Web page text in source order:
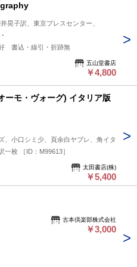
晃子訳、東京プレスセンター、
書込・線引・折跡無
五山堂書店
￥4,800
ーモ・ヴォーグ) イタリア版
、小口シミ少、頁余白ヤブレ、角イタ
一枚 ［ID：M99613］
太田書店(株)
￥5,400
古本倶楽部株式会社
￥3,000